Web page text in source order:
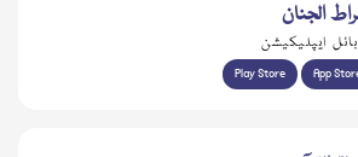
الجنان
ایپلیکیشن
Play Store App